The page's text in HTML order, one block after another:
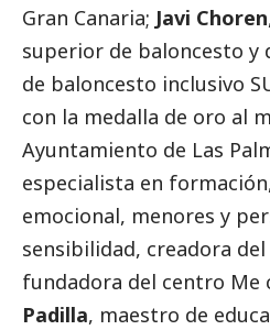
Gran Canaria; Javi Choren
superior de baloncesto
de baloncesto inclusivo
con la medalla de oro al
Ayuntamiento de Las
especialista en
emocional, menores y
sensibilidad, creadora
fundadora del centro Me
Padilla, maestro de